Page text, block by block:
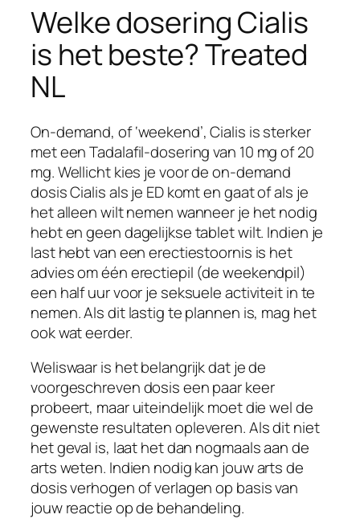
Welke dosering Cialis
is het beste? Treated
NL
On-demand, of ‘weekend’, Cialis is sterker
met een Tadalafil-dosering van 10 mg of 20
mg. Wellicht kies je voor de on-demand
dosis Cialis als je ED komt en gaat of als je
het alleen wilt nemen wanneer je het nodig
hebt en geen dagelijkse tablet wilt. Indien je
last hebt van een erectiestoornis is het
advies om één erectiepil (de weekendpil)
een half uur voor je seksuele activiteit in te
nemen. Als dit lastig te plannen is, mag het
ook wat eerder.
Weliswaar is het belangrijk dat je de
voorgeschreven dosis een paar keer
probeert, maar uiteindelijk moet die wel de
gewenste resultaten opleveren. Als dit niet
het geval is, laat het dan nogmaals aan de
arts weten. Indien nodig kan jouw arts de
dosis verhogen of verlagen op basis van
jouw reactie op de behandeling.